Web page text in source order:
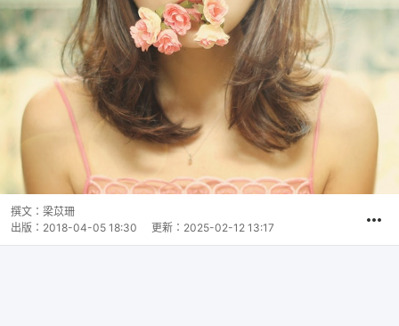
撰文： 梁苡珊
出版： 2018-04-05 18:30 更新： 2025-02-12 13:17